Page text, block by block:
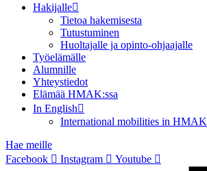
Hakijalle
Tietoa hakemisesta
Tutustuminen
Huoltajalle ja opinto-ohjaajalle
Työelämälle
Alumnille
Yhteystiedot
Elämää HMAK:ssa
In English
International mobilities in HMAK
Hae meille
Facebook
Instagram Youtube